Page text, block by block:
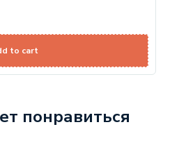
to cart
понравиться